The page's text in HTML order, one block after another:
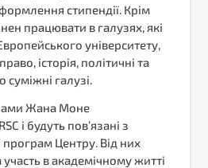
стипендії. Крім
працювати в галузях, які
університету,
історія, політичні та
суміжні галузі.
Жана Моне
і будуть пов’язані з
програм Центру. Від них
участь в академічному житті